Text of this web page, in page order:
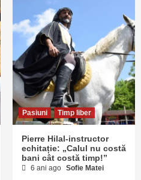
Pasiuni Timp liber
Pierre Hilal-instructor
echitație: „Calul nu costă
bani cât costă timp!”
6 ani ago Sofie Matei